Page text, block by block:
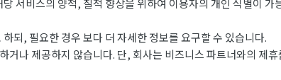
서비스의 양적, 질적 향상을 위하여 이용자의 개인 식별이
되, 필요한 경우 보다 더 자세한 정보를 요구할 수 있습니다.
나 제공하지 않습니다. 단, 회사는 비즈니스 파트너와의 제